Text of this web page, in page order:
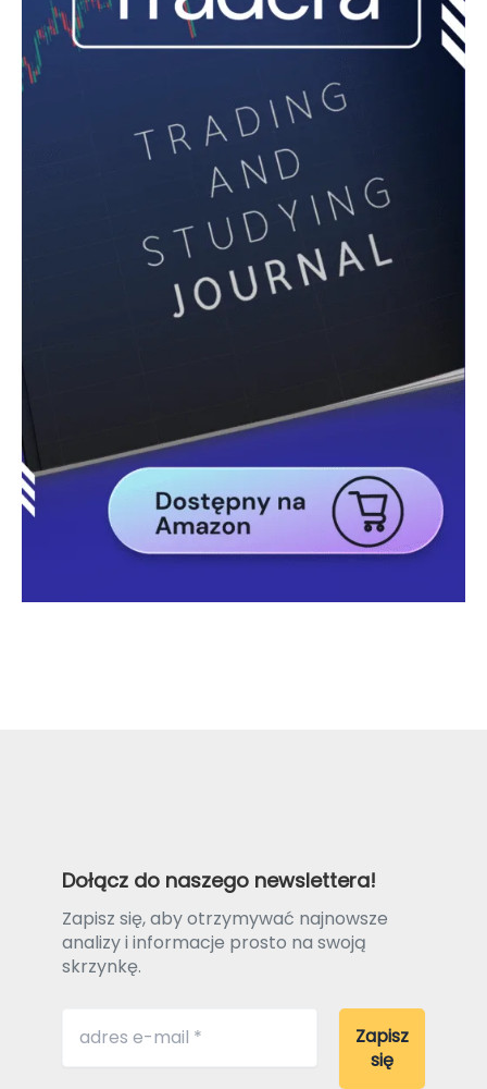
Dołącz do naszego newslettera!
Zapisz się, aby otrzymywać najnowsze
analizy i informacje prosto na swoją
skrzynkę.